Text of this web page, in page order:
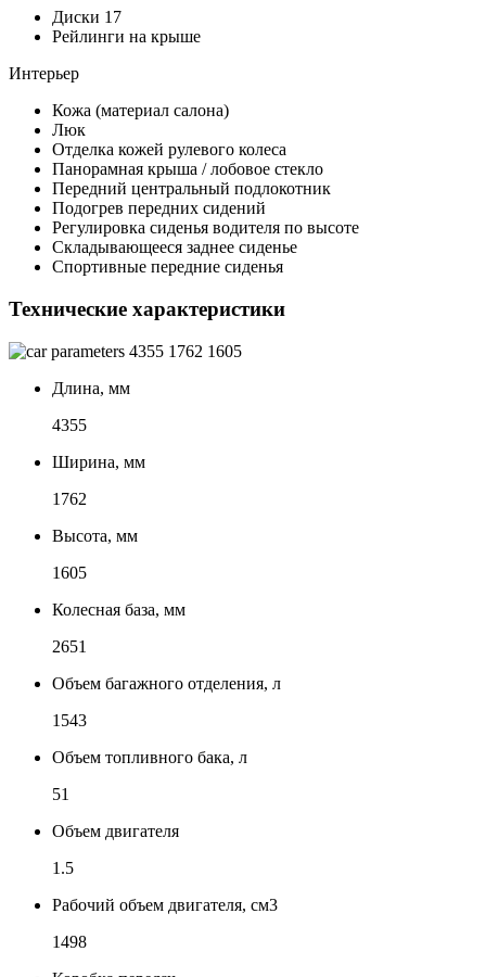
Диски 17
Рейлинги на крыше
Интерьер
Кожа (материал салона)
Люк
Отделка кожей рулевого колеса
Панорамная крыша / лобовое стекло
Передний центральный подлокотник
Подогрев передних сидений
Регулировка сиденья водителя по высоте
Складывающееся заднее сиденье
Спортивные передние сиденья
Технические характеристики
4355 1762 1605
Длина, мм
4355
Ширина, мм
1762
Высота, мм
1605
Колесная база, мм
2651
Объем багажного отделения, л
1543
Объем топливного бака, л
51
Объем двигателя
1.5
Рабочий объем двигателя, см3
1498